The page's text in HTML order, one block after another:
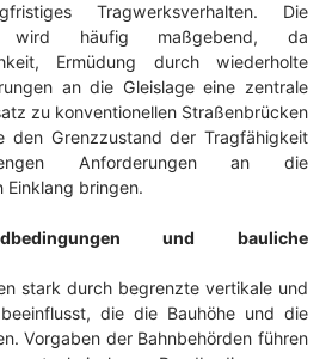
Tragwerksverhalten. Die
wird häufig maßgebend, da
Ermüdung durch wiederholte
an die Gleislage eine zentrale
zu konventionellen Straßenbrücken
den Grenzzustand der Tragfähigkeit
Anforderungen an die
Einklang bringen.
und bauliche
stark durch begrenzte vertikale und
die die Bauhöhe und die
Vorgaben der Bahnbehörden führen